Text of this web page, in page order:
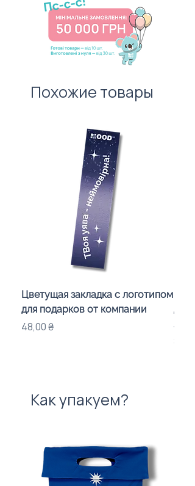
забудьте про листівку —
важливий атрибут першого
враження!
100 штук без врахування
вартості нанесення.
Похожие товары
Цветущая закладка с логотипом
для подарков от компании
Цена
48,00 ₴
для
Цена
Как упакуем?